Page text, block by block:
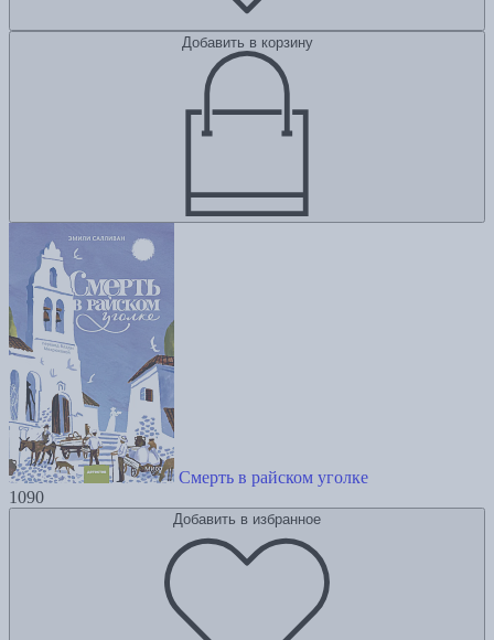
Добавить в корзину
Смерть в райском уголке
1090
Добавить в избранное